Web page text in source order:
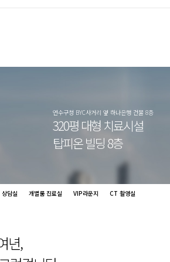
연수구청 BYC사거리 옆 하나은행 건물 8층
320평 대형 치료시설
탑피온 빌딩 8층
상담실 개별룸 진료실 VIP라운지 CT 촬영실
년,